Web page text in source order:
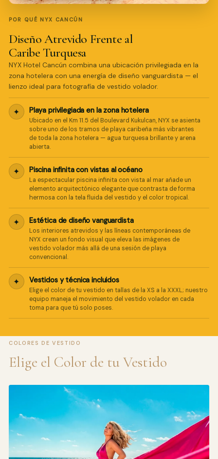
POR QUÉ NYX CANCÚN
Diseño Atrevido Frente al
Caribe Turquesa
NYX Hotel Cancún combina una ubicación privilegiada en la
zona hotelera con una energía de diseño vanguardista — el
lienzo ideal para fotografía de vestido volador.
✦ Playa privilegiada en la zona hotelera
Ubicado en el Km 11.5 del Boulevard Kukulcan, NYX se asienta
sobre uno de los tramos de playa caribeña más vibrantes
de toda la zona hotelera — agua turquesa brillante y arena
abierta.
✦ Piscina infinita con vistas al océano
La espectacular piscina infinita con vista al mar añade un
elemento arquitectónico elegante que contrasta de forma
hermosa con la tela fluida del vestido y el color tropical.
✦ Estética de diseño vanguardista
Los interiores atrevidos y las líneas contemporáneas de
NYX crean un fondo visual que eleva las imágenes de
vestido volador más allá de una sesión de playa
convencional.
✦ Vestidos y técnica incluidos
Elige el color de tu vestido en tallas de la XS a la XXXL; nuestro
equipo maneja el movimiento del vestido volador en cada
toma para que tú solo poses.
COLORES DE VESTIDO
Elige el Color de tu Vestido